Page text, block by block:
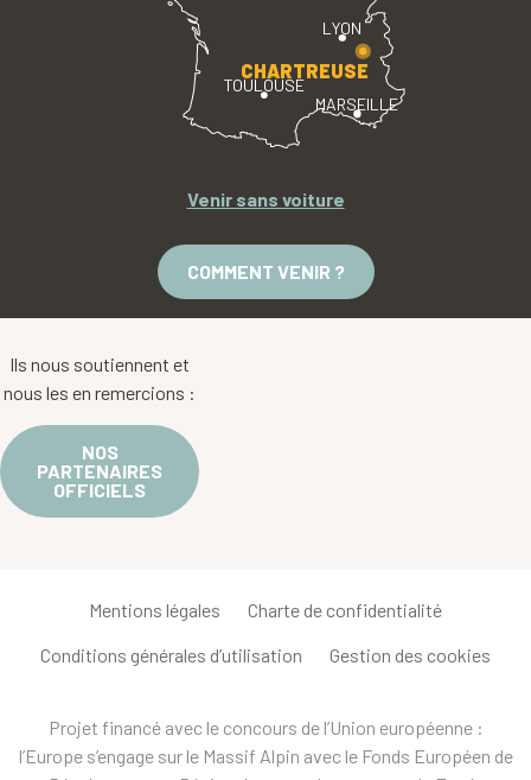
LYON
TOULOUSE
MARSEILLE
CHARTREUSE
Venir sans voiture
COMMENT VENIR ?
Ils nous soutiennent et
nous les en remercions :
NOS
PARTENAIRES
OFFICIELS
Mentions légales Charte de confidentialité
Conditions générales d’utilisation Gestion des cookies
Projet financé avec le concours de l’Union européenne :
l’Europe s’engage sur le Massif Alpin avec le Fonds Européen de